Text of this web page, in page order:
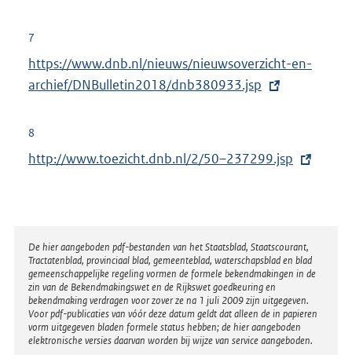
7
E
x
e
n
n
k
:
https://www.dnb.nl/nieuws/nieuwsoverzicht-en-
archief/DNBulletin2018/dnb380933.jsp
8
E
r
n
e
l
i
n
http://www.toezicht.dnb.nl/2/50–237299.jsp
Disclaimer
De hier aangeboden pdf-bestanden van het Staatsblad, Staatscourant,
Tractatenblad, provinciaal blad, gemeenteblad, waterschapsblad en blad
gemeenschappelijke regeling vormen de formele bekendmakingen in de
zin van de Bekendmakingswet en de Rijkswet goedkeuring en
bekendmaking verdragen voor zover ze na 1 juli 2009 zijn uitgegeven.
Voor pdf-publicaties van vóór deze datum geldt dat alleen de in papieren
vorm uitgegeven bladen formele status hebben; de hier aangeboden
elektronische versies daarvan worden bij wijze van service aangeboden.